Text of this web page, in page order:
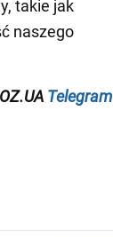
takie jak
naszego
Telegram